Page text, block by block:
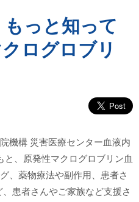
もっと知って
ログロブリ
機構 災害医療センター血液内
、原発性マクログロブリン血
、薬物療法や副作用、患者さ
、患者さんやご家族など支援さ